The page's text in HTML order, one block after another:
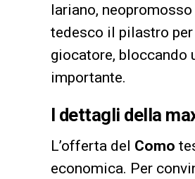
lariano,
tedesco il pilastro per
giocatore, bloccando
importante.
I dettagli della
L’offerta del Como
economica. Per